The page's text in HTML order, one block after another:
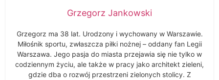
Grzegorz Jankowski
Grzegorz ma 38 lat. Urodzony i wychowany w Warszawie.
Miłośnik sportu, zwłaszcza piłki nożnej – oddany fan Legii
Warszawa. Jego pasja do miasta przejawia się nie tylko w
codziennym życiu, ale także w pracy jako architekt zieleni,
gdzie dba o rozwój przestrzeni zielonych stolicy. Z